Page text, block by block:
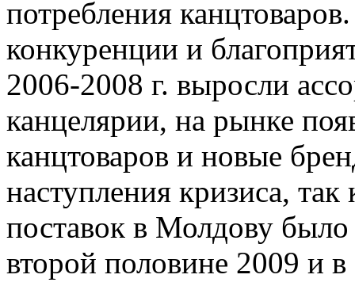
потребления
конкуренции и
2006-2008 г. выросли
канцелярии, на рынке
канцтоваров и новые
наступления кризиса,
поставок в Молдову
второй половине 2009 и в